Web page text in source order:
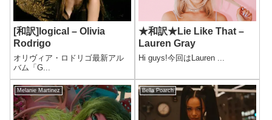
[和訳]logical – Olivia
Rodrigo
オリヴィア・ロドリゴ最新アル
バム「G...
★和訳★Lie Like That –
Lauren Gray
Hi guys!今回はLauren ...
Melanie Martinez Bella Poarch